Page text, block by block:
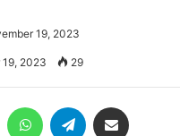
19, 2023
2023 29